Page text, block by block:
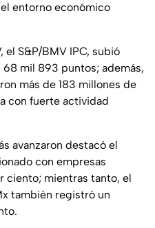
entorno económico
S&P/BMV IPC, subió
mil 893 puntos; además,
más de 183 millones de
con fuerte actividad
avanzaron destacó el
con empresas
ciento; mientras tanto, el
también registró un